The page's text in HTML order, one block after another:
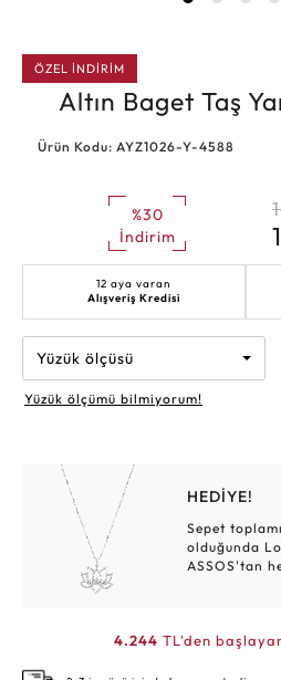
ÖZEL İNDİRİM
Altın Baget Taş
Ürün Kodu: AYZ1026-Y-4588
%30
İndirim
12 aya varan
Alışveriş Kredisi
Yüzük ölçüsü
Yüzük ölçümü bilmiyorum!
HEDİYE!
Sepet
olduğunda
ASSOS'tan
4.244 TL'den